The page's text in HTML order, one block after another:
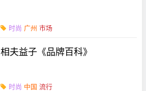
时尚 广州 市场
相夫益子《品牌百科》
时尚 中国 流行